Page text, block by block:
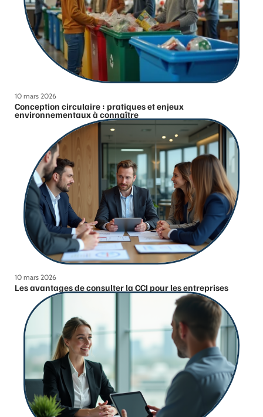
10 mars 2026
Conception circulaire : pratiques et enjeux
environnementaux à connaître
10 mars 2026
Les avantages de consulter la CCI pour les entreprises